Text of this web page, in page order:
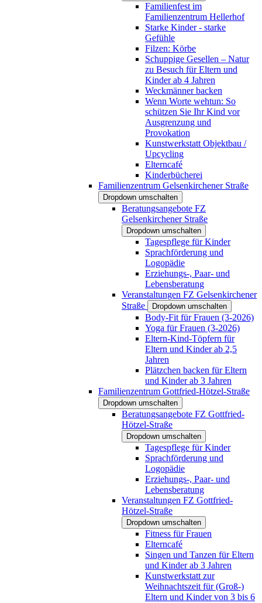
Familienfest im
Familienzentrum Hellerhof
Starke Kinder - starke
Gefühle
Filzen: Körbe
Schuppige Gesellen – Natur
zu Besuch für Eltern und
Kinder ab 4 Jahren
Weckmänner backen
Wenn Worte wehtun: So
schützen Sie Ihr Kind vor
Ausgrenzung und
Provokation
Kunstwerkstatt Objektbau /
Upcycling
Elterncafé
Kinderbücherei
Familienzentrum Gelsenkirchener Straße
Dropdown umschalten
Beratungsangebote FZ
Gelsenkirchener Straße
Dropdown umschalten
Tagespflege für Kinder
Sprachförderung und
Logopädie
Erziehungs-, Paar- und
Lebensberatung
Veranstaltungen FZ Gelsenkirchener
Straße
Dropdown umschalten
Body-Fit für Frauen (3-2026)
Yoga für Frauen (3-2026)
Eltern-Kind-Töpfern für
Eltern und Kinder ab 2,5
Jahren
Plätzchen backen für Eltern
und Kinder ab 3 Jahren
Familienzentrum Gottfried-Hötzel-Straße
Dropdown umschalten
Beratungsangebote FZ Gottfried-
Hötzel-Straße
Dropdown umschalten
Tagespflege für Kinder
Sprachförderung und
Logopädie
Erziehungs-, Paar- und
Lebensberatung
Veranstaltungen FZ Gottfried-
Hötzel-Straße
Dropdown umschalten
Fitness für Frauen
Elterncafé
Singen und Tanzen für Eltern
und Kinder ab 3 Jahren
Kunstwerkstatt zur
Weihnachtszeit für (Groß-)
Eltern und Kinder von 3 bis 6